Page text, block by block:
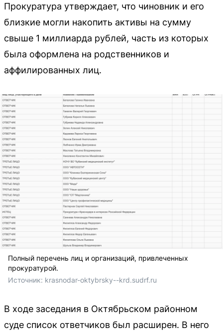
Прокуратура утверждает, что чиновник и его
близкие могли накопить активы на сумму
свыше 1 миллиарда рублей, часть из которых
была оформлена на родственников и
аффилированных лиц.
Полный перечень лиц и организаций, привлеченных
прокуратурой.
Источник: krasnodar-oktybrsky--krd.sudrf.ru
В ходе заседания в Октябрьском районном
суде список ответчиков был расширен. В него